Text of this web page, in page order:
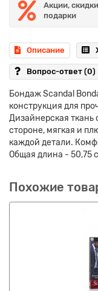
Акции,
подарки
Описание
Вопрос-ответ (0)
Бондаж Scandal
конструкция для
Дизайнерская
стороне, мягкая и
каждой детали.
Общая длина - 50,75
Похожие